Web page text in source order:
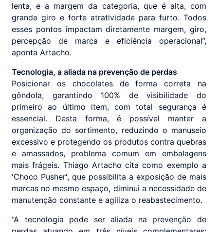
lenta, e a margem da categoria, que é alta, com
grande giro e forte atratividade para furto. Todos
esses pontos impactam diretamente margem, giro,
percepção de marca e eficiência operacional”,
aponta Artacho.
Tecnologia, a aliada na prevenção de perdas
Posicionar os chocolates de forma correta na
gôndola, garantindo 100% de visibilidade do
primeiro ao último item, com total segurança é
essencial. Desta forma, é possível manter a
organização do sortimento, reduzindo o manuseio
excessivo e protegendo os produtos contra quebras
e amassados, problema comum em embalagens
mais frágeis. Thiago Artacho cita como exemplo a
'Choco Pusher', que possibilita a exposição de mais
marcas no mesmo espaço, diminui a necessidade de
manutenção constante e agiliza o reabastecimento.
“A tecnologia pode ser aliada na prevenção de